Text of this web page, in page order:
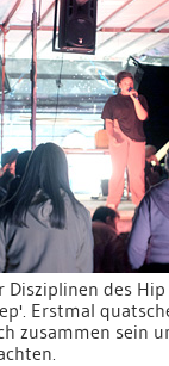
Disziplinen des
Erstmal
zusammen sein